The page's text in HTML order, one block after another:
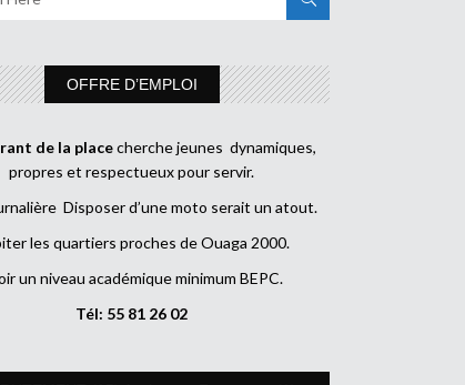
OFFRE D’EMPLOI
de la placecherche jeunes dynamiques,
propres et respectueux pour servir.
Disposer d’une moto serait un atout.
les quartiers proches de Ouaga 2000.
un niveau académique minimum BEPC.
Tél: 55 81 26 02